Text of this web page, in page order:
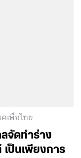
เพื่อไทย
จัดทำร่าง
ป็นเพียงการ